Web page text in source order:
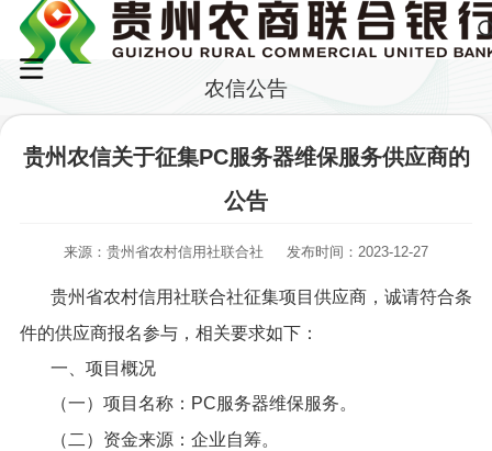
农信公告
贵州农信关于征集PC服务器维保服务供应商的
公告
来源：贵州省农村信用社联合社 发布时间：2023-12-27
贵州省农村信用社联合社征集项目供应商，诚请符合条
件的供应商报名参与，相关要求如下：
一、项目概况
（一）项目名称：PC服务器维保服务。
（二）资金来源：企业自筹。